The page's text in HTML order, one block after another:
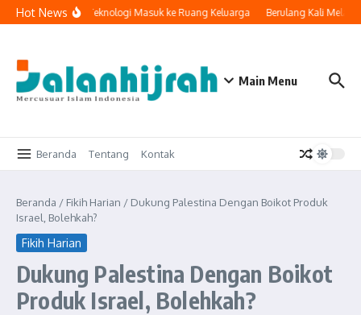
Lewati ke konten
Hot NewsKetika Teknologi Masuk ke Ruang Keluarga Berulang Kali
Main Menu
Beranda Tentang Kontak
Beranda / Fikih Harian / Dukung Palestina Dengan Boikot Produk
Israel, Bolehkah?
Fikih Harian
Dukung Palestina Dengan Boikot
Produk Israel, Bolehkah?